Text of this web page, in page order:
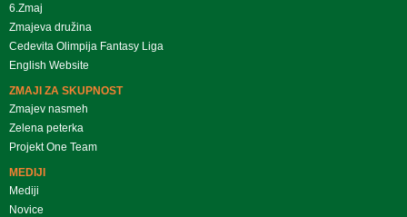
6.Zmaj
Zmajeva družina
Cedevita Olimpija Fantasy Liga
English Website
ZMAJI ZA SKUPNOST
Zmajev nasmeh
Zelena peterka
Projekt One Team
MEDIJI
Mediji
Novice